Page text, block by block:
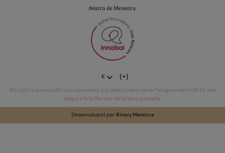
€ (+)
Els colors de les pells que apareixen a la web poden variar lleugerament del tò real
degut a la brillantor de la teva pantalla.
Desenvolupat per Binary Menorca